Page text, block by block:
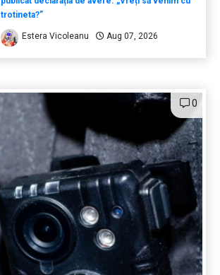
trotineta?”
Estera Vicoleanu Aug 07, 2026
0